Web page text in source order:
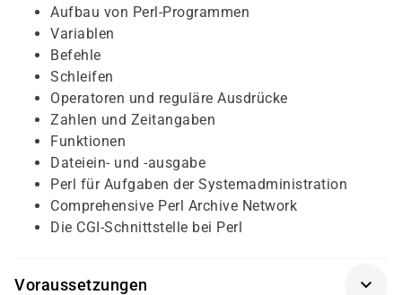
Aufbau von Perl-Programmen
Variablen
Befehle
Schleifen
Operatoren und reguläre Ausdrücke
Zahlen und Zeitangaben
Funktionen
Dateiein- und -ausgabe
Perl für Aufgaben der Systemadministration
Comprehensive Perl Archive Network
Die CGI-Schnittstelle bei Perl
Voraussetzungen